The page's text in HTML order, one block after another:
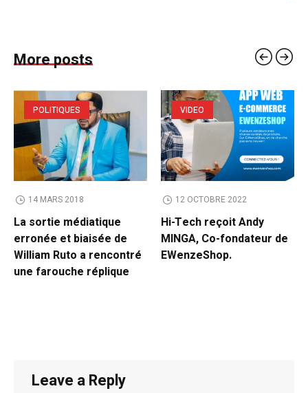
More posts
POLITIQUES
14 MARS 2018
La sortie médiatique
erronée et biaisée de
William Ruto a rencontré
une farouche réplique
VIDEO
12 OCTOBRE 2022
Hi-Tech reçoit Andy
MINGA, Co-fondateur de
EWenzeShop.
Leave a Reply